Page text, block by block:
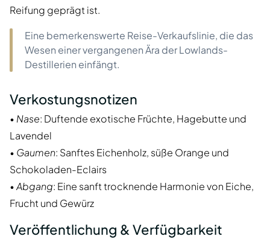
Reifung geprägt ist.
Eine bemerkenswerte Reise-Verkaufslinie, die das
Wesen einer vergangenen Ära der Lowlands-
Destillerien einfängt.
Verkostungsnotizen
• Nase: Duftende exotische Früchte, Hagebutte und
Lavendel
• Gaumen: Sanftes Eichenholz, süße Orange und
Schokoladen-Eclairs
•Abgang: Eine sanft trocknende Harmonie von Eiche,
Frucht und Gewürz
Veröffentlichung & Verfügbarkeit